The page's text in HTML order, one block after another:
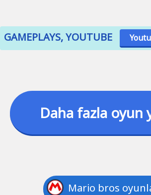
GAMEPLAYS, YOUTUBE
Daha fazla oyun
Mario bros